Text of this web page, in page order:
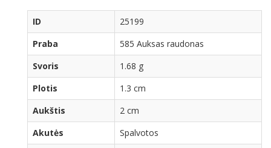
ID
25199
Praba
585 Auksas raudonas
Svoris
1.68 g
Plotis
1.3 cm
Aukštis
2 cm
Akutės
Spalvotos